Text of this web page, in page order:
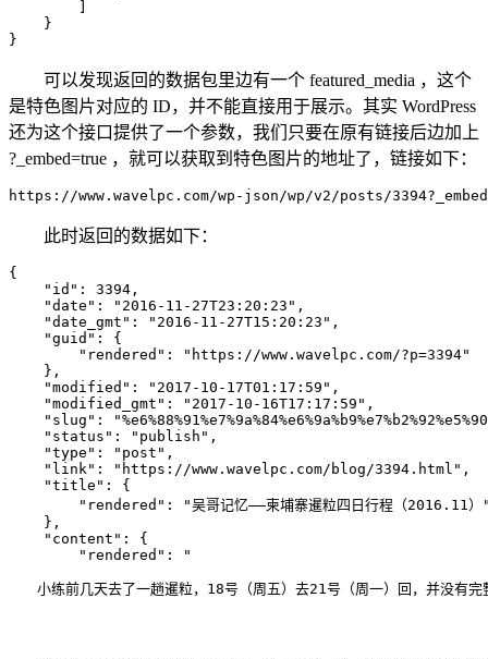
    }
可以发现返回的数据包里边有一个 featured_media ，这个
是特色图片对应的 ID，并不能直接用于展示。其实 WordPress
还为这个接口提供了一个参数，我们只要在原有链接后边加上
?_embed=true ，就可以获取到特色图片的地址了，链接如下：
此时返回的数据如下：
{
    "id": 3394,
    "date": "2016-11-27T23:20:23",
    "date_gmt": "2016-11-27T15:20:23",
    "guid": {
        "rendered": "https://www.wavelpc.com/?p=3394"
    },
    "modified": "2017-10-17T01:17:59",
    "modified_gmt": "2017-10-16T17:17:59",
"slug":
    "status": "publish",
    "type": "post",
    "link": "https://www.wavelpc.com/blog/3394.html",
    "title": {
"rendered": "吴哥记忆——柬埔寨暹粒四日行程（2016.11）
    },
    "content": {
        "rendered": "
小练前几天去了一趟暹粒，18号（周五）去21号（周一）回，并没有完